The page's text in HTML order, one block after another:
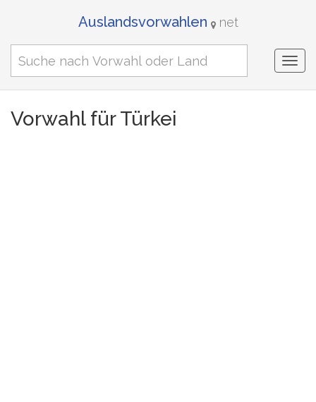
Auslandsvorwahlen net
Vorwahl für Türkei